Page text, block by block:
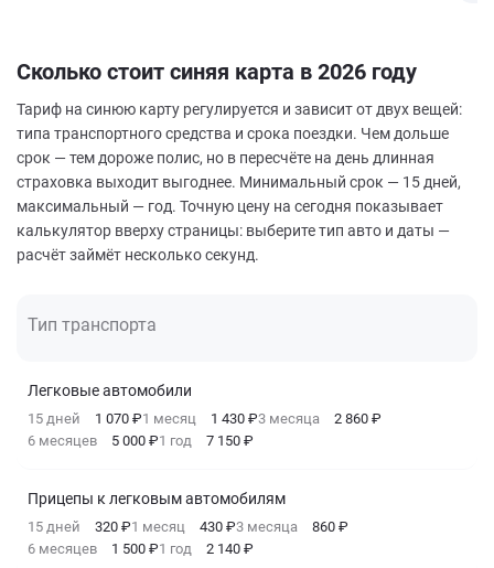
Сколько стоит синяя карта в 2026 году
Тариф на синюю карту регулируется и зависит от двух вещей:
типа транспортного средства и срока поездки. Чем дольше
срок — тем дороже полис, но в пересчёте на день длинная
страховка выходит выгоднее. Минимальный срок — 15 дней,
максимальный — год. Точную цену на сегодня показывает
калькулятор вверху страницы: выберите тип авто и даты —
расчёт займёт несколько секунд.
Тип транспорта
Легковые автомобили
15 дней 1 070 ₽1 месяц 1 430 ₽3 месяца
2 860 ₽
6 месяцев
5 000 ₽1 год 7 150 ₽
Прицепы к легковым автомобилям
15 дней 320 ₽1 месяц 430 ₽3 месяца
860 ₽
6 месяцев
1 500 ₽1 год 2 140 ₽